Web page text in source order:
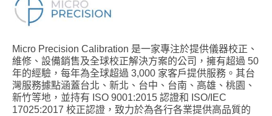
Micro Precision Calibration 是一家專注於提供儀器校正、
維修、設備銷售及全球校正解決方案的公司，擁有超過 50
年的經驗，每年為全球超過 3,000 家客戶提供服務。其台
灣服務據點涵蓋台北、新北、台中、台南、高雄、桃園、
新竹等地，並持有 ISO 9001:2015 認證和 ISO/IEC
17025:2017 校正認證，致力於為各行各業提供高品質的